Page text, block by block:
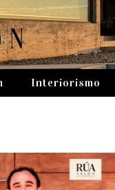
Interiorismo